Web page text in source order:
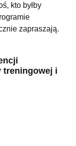
kto byłby
zapraszają.
treningowej i